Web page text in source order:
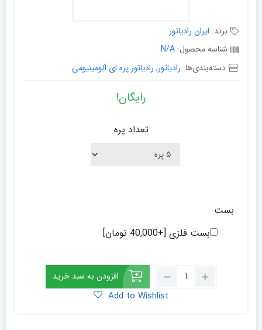
برند: ایران رادیاتور
شناسه محصول: N/A
دسته‌بندی‌ها: رادیاتور, رادیاتور پره ای آلومینیومی
رایگان!
تعداد پره
بست
بست فلزی [+40,000 تومان]
رادیاتور
افزودن به سبد خرید
Add to Wishlist